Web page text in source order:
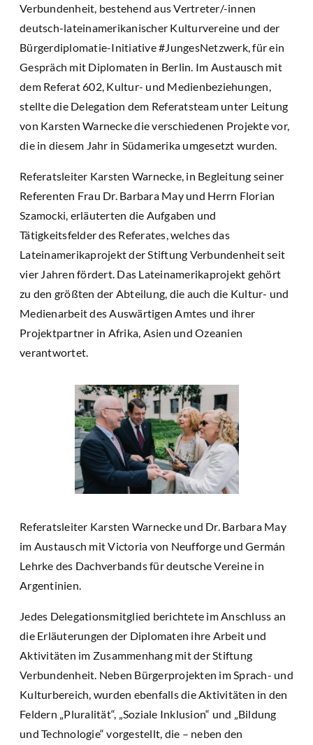
Verbundenheit, bestehend aus Vertreter/-innen
deutsch-lateinamerikanischer Kulturvereine und der
Bürgerdiplomatie-Initiative #JungesNetzwerk, für ein
Gespräch mit Diplomaten in Berlin. Im Austausch mit
dem Referat 602, Kultur- und Medienbeziehungen,
stellte die Delegation dem Referatsteam unter Leitung
von Karsten Warnecke die verschiedenen Projekte vor,
die in diesem Jahr in Südamerika umgesetzt wurden.
Referatsleiter Karsten Warnecke, in Begleitung seiner
Referenten Frau Dr. Barbara May und Herrn Florian
Szamocki, erläuterten die Aufgaben und
Tätigkeitsfelder des Referates, welches das
Lateinamerikaprojekt der Stiftung Verbundenheit seit
vier Jahren fördert. Das Lateinamerikaprojekt gehört
zu den größten der Abteilung, die auch die Kultur- und
Medienarbeit des Auswärtigen Amtes und ihrer
Projektpartner in Afrika, Asien und Ozeanien
verantwortet.
Referatsleiter Karsten Warnecke und Dr. Barbara May
im Austausch mit Victoria von Neufforge und Germán
Lehrke des Dachverbands für deutsche Vereine in
Argentinien.
Jedes Delegationsmitglied berichtete im Anschluss an
die Erläuterungen der Diplomaten ihre Arbeit und
Aktivitäten im Zusammenhang mit der Stiftung
Verbundenheit. Neben Bürgerprojekten im Sprach- und
Kulturbereich, wurden ebenfalls die Aktivitäten in den
Feldern „Pluralität“, „Soziale Inklusion“ und „Bildung
und Technologie“ vorgestellt, die – neben den